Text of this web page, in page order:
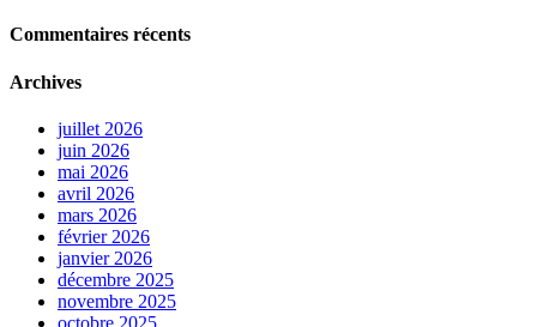
Commentaires récents
Archives
juillet 2026
juin 2026
mai 2026
avril 2026
mars 2026
février 2026
janvier 2026
décembre 2025
novembre 2025
octobre 2025